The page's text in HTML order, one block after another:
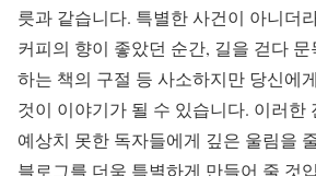
릇과 같습니다. 특별한 사건이 아니더
커피의 향이 좋았던 순간, 길을 걷다
하는 책의 구절 등 사소하지만 당신에
것이 이야기가 될 수 있습니다. 이러한
예상치 못한 독자들에게 깊은 울림을
블로그를 더욱 특별하게 만들어 줄 것